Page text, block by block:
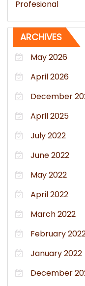
Profesional
ARCHIVES
May 2026
April 2026
December
April 2025
July 2022
June 2022
May 2022
April 2022
March 2022
February
January 2022
December